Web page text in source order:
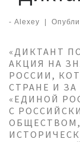
- Alexey |
«ДИКТАНТ
АКЦИЯ НА
РОССИИ,
СТРАНЕ И
«ЕДИНОЙ
С